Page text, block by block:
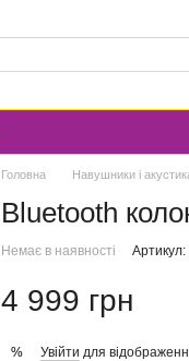
Головна Навушники і
Bluetooth
Немає в наявності
4 999 грн
% Увійти для